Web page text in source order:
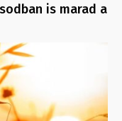
is marad a